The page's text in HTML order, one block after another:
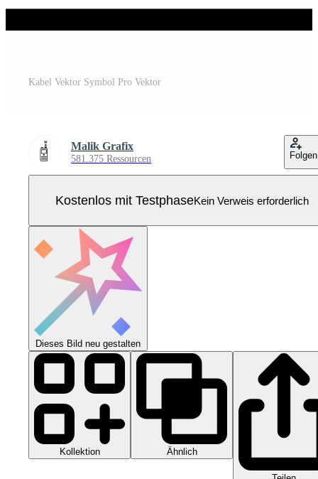
Kabel Vektor Symbol Pro Vektor
Malik Grafix
581.375 Ressourcen Folgen
Kostenlos mit TestphaseKein Verweis erforderlich
Dieses Bild neu gestalten
Kollektion Ähnlich